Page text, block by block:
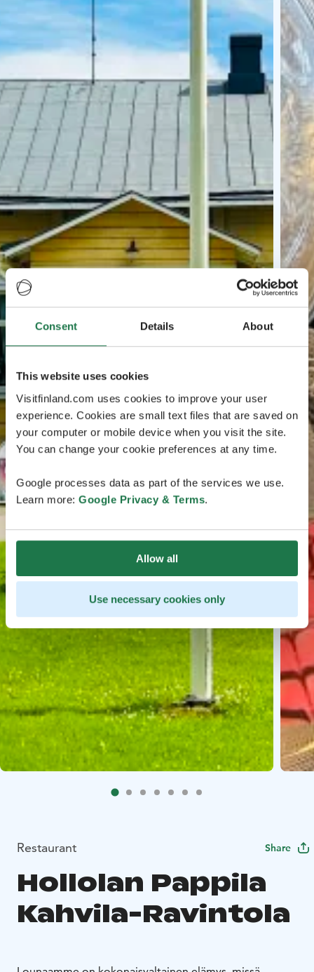
Consent Details About
This website uses cookies
Visitfinland.com uses cookies to improve your user
experience. Cookies are small text files that are saved on
your computer or mobile device when you visit the site.
You can change your cookie preferences at any time.
Google processes data as part of the services we use.
Learn more: Google Privacy & Terms.
Allow all
Use necessary cookies only
Restaurant Share
Hollolan Pappila
Kahvila-Ravintola